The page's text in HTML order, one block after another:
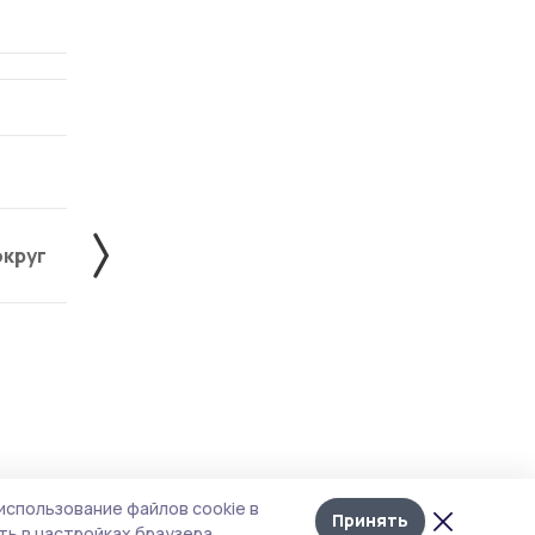
Лента
новостей
Жердевский округ
файлов cookie в
Принять